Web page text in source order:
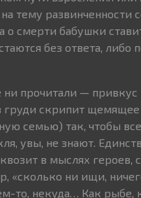
тему развинченности
о смерти бабушки
без ответа, либо
прочитали — привкус
груди скрипит
семью) так, чтобы
увы, не знают.
в мыслях героев,
«сколько ни ищи,
то, некуда… Как рыбе,